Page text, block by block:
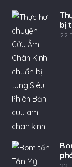
bị
22